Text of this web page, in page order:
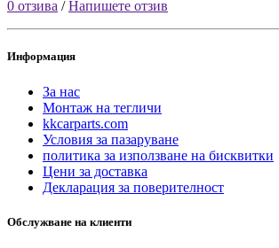
0 отзива /Напишете отзив
Информация
За нас
Монтаж на тегличи
kkcarparts.com
Условия за пазаруване
политика за използване на бисквитки
Цени за доставка
Декларация за поверителност
Обслужване на клиенти